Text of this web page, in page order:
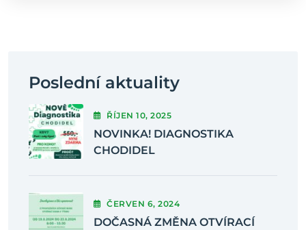
Poslední aktuality
ŘÍJEN10, 2025
NOVINKA! DIAGNOSTIKA
CHODIDEL
ČERVEN 6, 2024
DOČASNÁ ZMĚNA OTVÍRACÍ